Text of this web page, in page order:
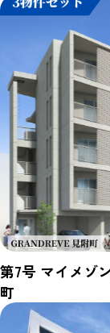
第7号 マイメゾ
町